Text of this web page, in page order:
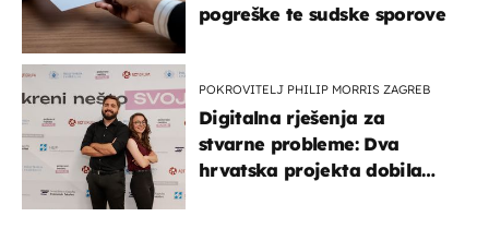
pogreške te sudske sporove
POKROVITELJ PHILIP MORRIS ZAGREB
Digitalna rješenja za
stvarne probleme: Dva
hrvatska projekta dobila